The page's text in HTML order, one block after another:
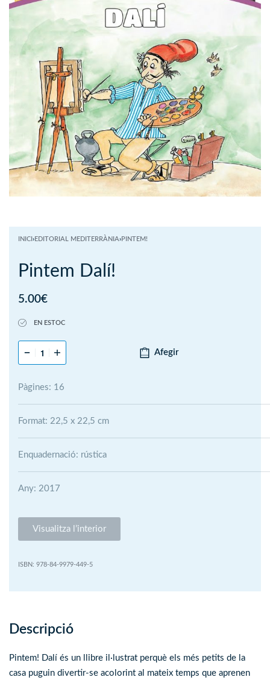
INICI ›EDITORIAL MEDITERRÀNIA›PINTEM!
Pintem Dalí!
5.00€
EN ESTOC
Afegir
Pàgines: 16
Format: 22,5 x 22,5 cm
Enquadernació: rústica
Any: 2017
Visualitza l’interior
978-84-9979-449-5
Descripció
Pintem! Dalí és un llibre il·lustrat perquè els més petits de la
casa puguin divertir-se acolorint al mateix temps que aprenen